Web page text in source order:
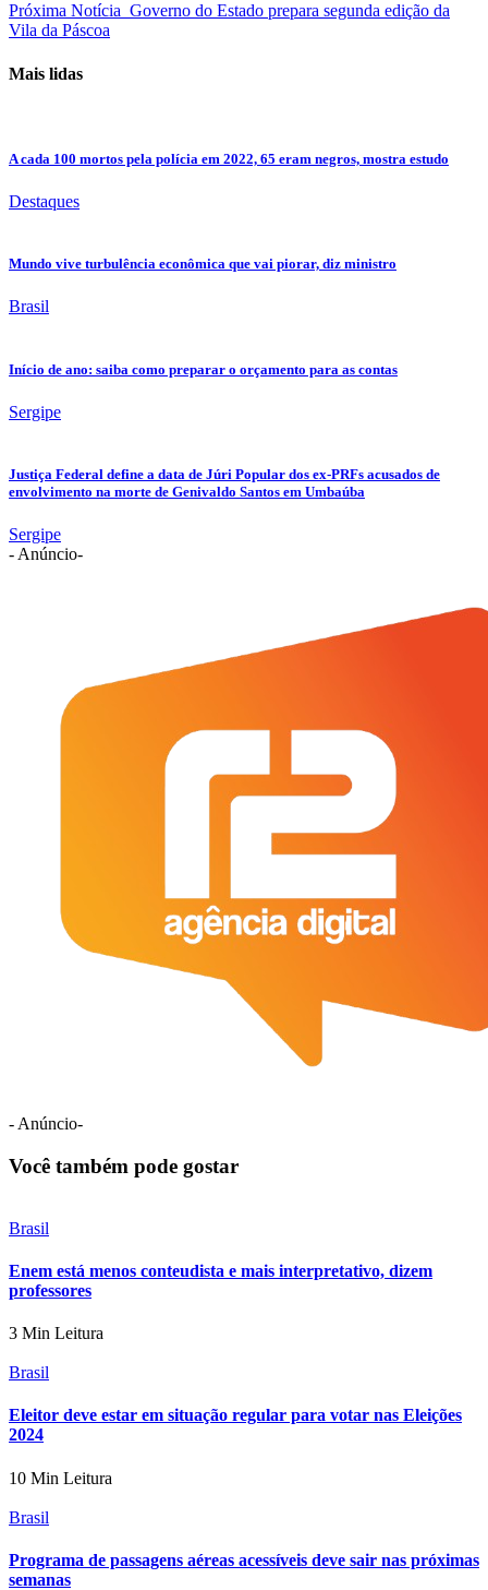
Próxima Notícia Governo do Estado prepara segunda edição da
Vila da Páscoa
Mais lidas
A cada 100 mortos pela polícia em 2022, 65 eram negros, mostra estudo
Destaques
Mundo vive turbulência econômica que vai piorar, diz ministro
Brasil
Início de ano: saiba como preparar o orçamento para as contas
Sergipe
Justiça Federal define a data de Júri Popular dos ex-PRFs acusados de
envolvimento na morte de Genivaldo Santos em Umbaúba
Sergipe
- Anúncio-
- Anúncio-
Você também pode gostar
Brasil
Enem está menos conteudista e mais interpretativo, dizem
professores
3 Min Leitura
Brasil
Eleitor deve estar em situação regular para votar nas Eleições
2024
10 Min Leitura
Brasil
Programa de passagens aéreas acessíveis deve sair nas próximas
semanas